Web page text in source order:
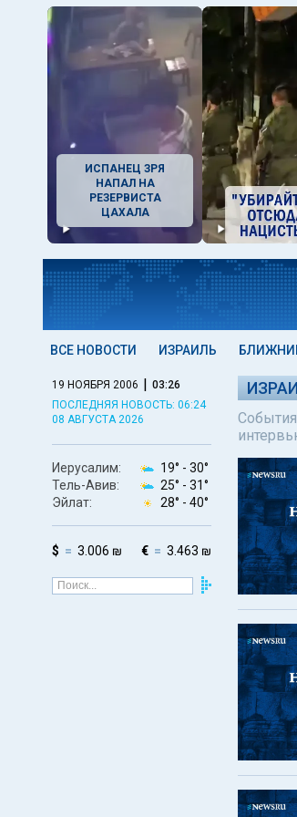
ИСПАНЕЦ ЗРЯ
НАПАЛ НА
РЕЗЕРВИСТА
ЦАХАЛА
ВСЕ НОВОСТИ ИЗРАИЛЬ
19 НОЯБРЯ 2006 | 03:26
ПОСЛЕДНЯЯ НОВОСТЬ: 06:24
08 АВГУСТА 2026
Иерусалим: 19° - 30°
Тель-Авив:
25° - 31°
Эйлат:
28° - 40°
$ 3.006 ₪ € 3.463 ₪